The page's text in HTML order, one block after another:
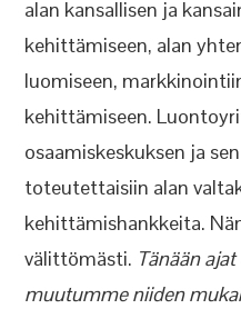
alan kansallisen ja
kehittämiseen, alan
luomiseen,
kehittämiseen.
osaamiskeskuksen ja
toteutettaisiin alan
kehittämishankkeita.
välittömästi. Tänään
muutumme niiden